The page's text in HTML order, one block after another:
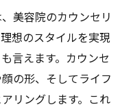
美容院のカウンセリ
想のスタイルを実現
言えます。カウンセ
の形、そしてライフ
リングします。これ